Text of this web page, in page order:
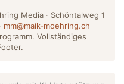
Media · Schöntalweg 1
mm@maik-moehring.ch
Vollständiges